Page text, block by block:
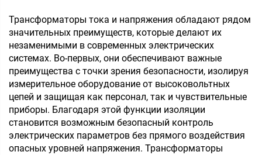
мощности с
гальванической
развязкой, 220 В, 80 В,
трансформатор
Трансформаторы тока и напряжения обладают рядом
значительных преимуществ, которые делают их
незаменимыми в современных электрических
системах. Во-первых, они обеспечивают важные
преимущества с точки зрения безопасности, изолируя
измерительное оборудование от высоковольтных
цепей и защищая как персонал, так и чувствительные
приборы. Благодаря этой функции изоляции
становится возможным безопасный контроль
электрических параметров без прямого воздействия
опасных уровней напряжения. Трансформаторы